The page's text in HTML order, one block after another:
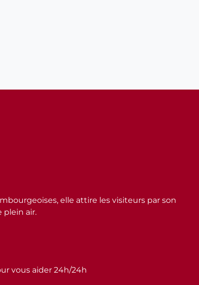
vous aider 24h/24h
elle attire les visiteurs par son
plein air.